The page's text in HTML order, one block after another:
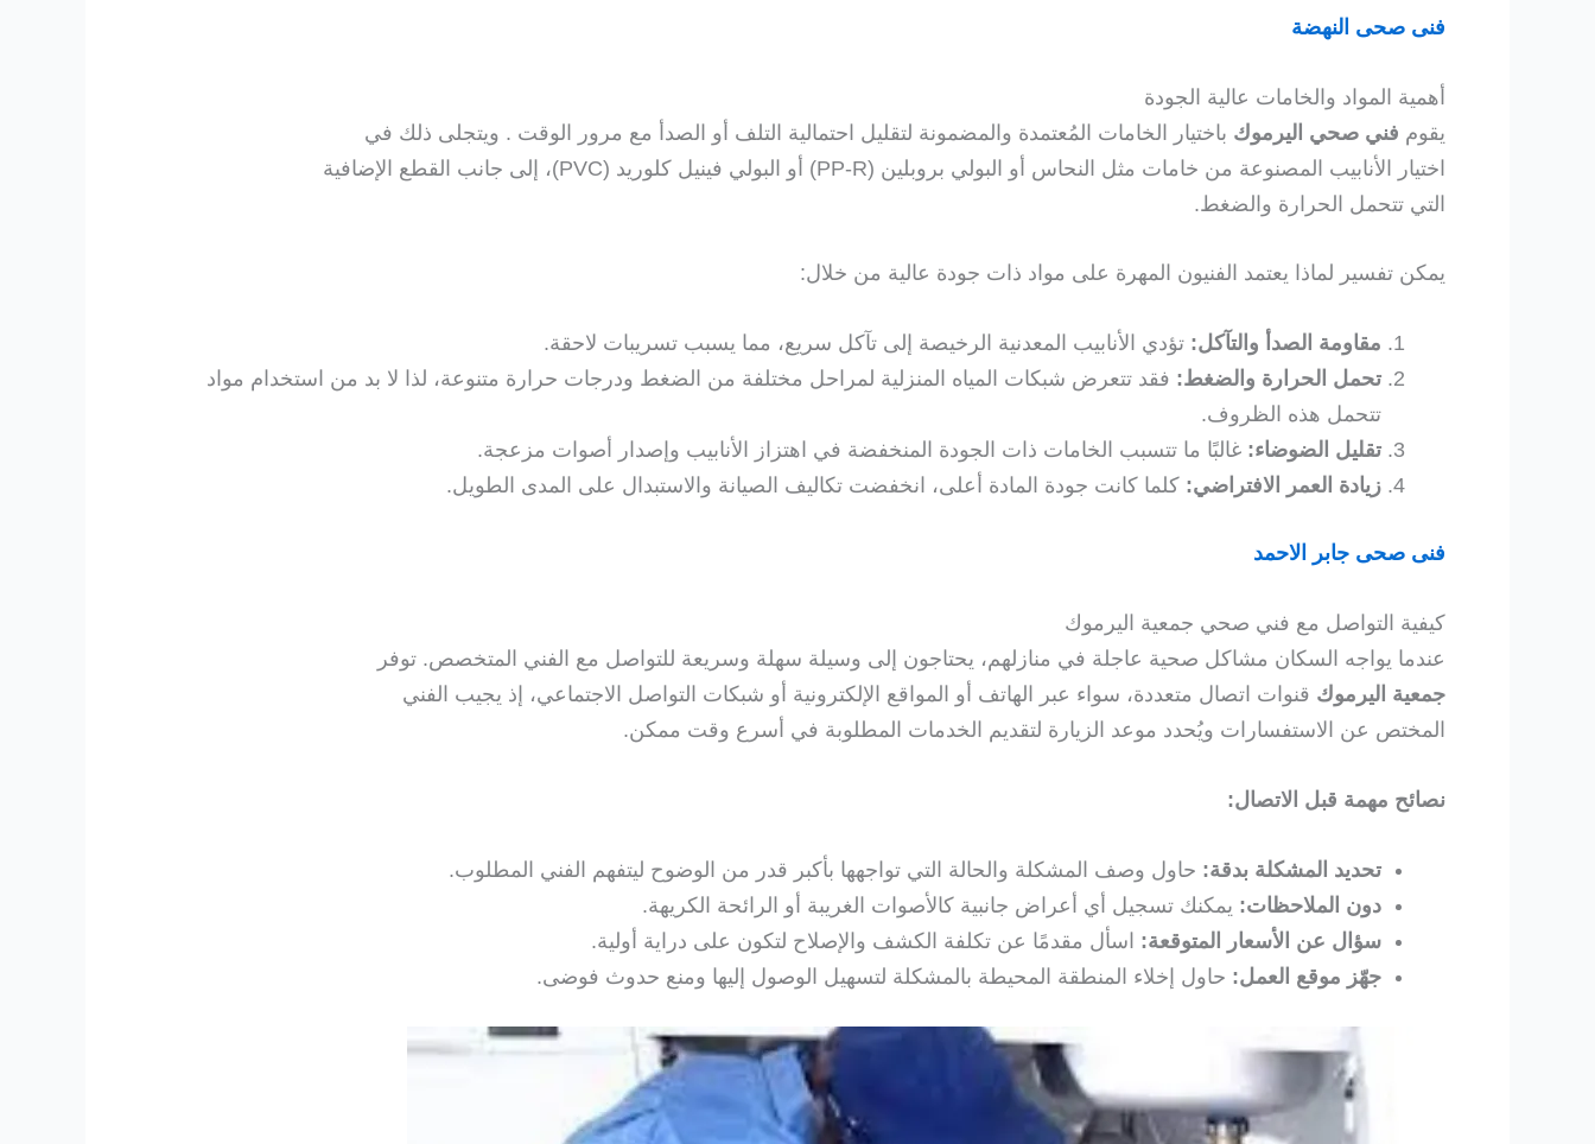
فنى صحى النهضة
أهمية المواد والخامات عالية الجودة
يقوم فني صحي اليرموك باختيار الخامات المُعتمدة والمضمونة لتقليل احتمالية التلف أو الصدأ مع مرور الوقت . ويتجلى ذلك في
اختيار الأنابيب المصنوعة من خامات مثل النحاس أو البولي بروبلين (PP-R) أو البولي فينيل كلوريد (PVC)، إلى جانب القطع الإضافية
التي تتحمل الحرارة والضغط.
يمكن تفسير لماذا يعتمد الفنيون المهرة على مواد ذات جودة عالية من خلال:
مقاومة الصدأ والتآكل: تؤدي الأنابيب المعدنية الرخيصة إلى تآكل سريع، مما يسبب تسريبات لاحقة.
تحمل الحرارة والضغط: فقد تتعرض شبكات المياه المنزلية لمراحل مختلفة من الضغط ودرجات حرارة متنوعة، لذا لا بد من استخدام مواد
تتحمل هذه الظروف.
تقليل الضوضاء: غالبًا ما تتسبب الخامات ذات الجودة المنخفضة في اهتزاز الأنابيب وإصدار أصوات مزعجة.
زيادة العمر الافتراضي: كلما كانت جودة المادة أعلى، انخفضت تكاليف الصيانة والاستبدال على المدى الطويل.
فنى صحى جابر الاحمد
كيفية التواصل مع فني صحي جمعية اليرموك
عندما يواجه السكان مشاكل صحية عاجلة في منازلهم، يحتاجون إلى وسيلة سهلة وسريعة للتواصل مع الفني المتخصص. توفر
جمعية اليرموك قنوات اتصال متعددة، سواء عبر الهاتف أو المواقع الإلكترونية أو شبكات التواصل الاجتماعي، إذ يجيب الفني
المختص عن الاستفسارات ويُحدد موعد الزيارة لتقديم الخدمات المطلوبة في أسرع وقت ممكن.
نصائح مهمة قبل الاتصال:
تحديد المشكلة بدقة: حاول وصف المشكلة والحالة التي تواجهها بأكبر قدر من الوضوح ليتفهم الفني المطلوب.
دون الملاحظات: يمكنك تسجيل أي أعراض جانبية كالأصوات الغريبة أو الرائحة الكريهة.
سؤال عن الأسعار المتوقعة: اسأل مقدمًا عن تكلفة الكشف والإصلاح لتكون على دراية أولية.
جهّز موقع العمل: حاول إخلاء المنطقة المحيطة بالمشكلة لتسهيل الوصول إليها ومنع حدوث فوضى.